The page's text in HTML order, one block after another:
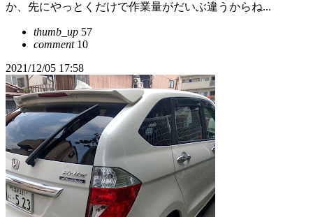
か、先にやっとくだけで作業量がだいぶ違うからね...
thumb_up 57
comment10
2021/12/05 17:58